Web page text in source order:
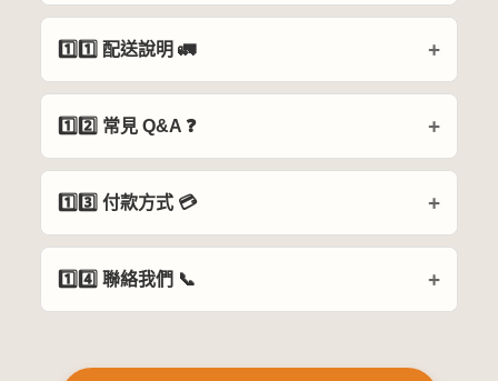
1️⃣1️⃣ 配送說明 🚛
1️⃣2️⃣ 常見 Q&A ❓
1️⃣3️⃣ 付款方式 💳
1️⃣4️⃣ 聯絡我們 📞